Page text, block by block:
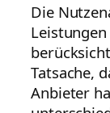
Die
Tatsache,
Anbieter